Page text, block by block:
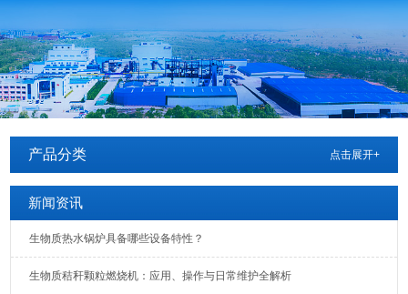
产品分类 点击展开+
新闻资讯
生物质热水锅炉具备哪些设备特性？
生物质秸秆颗粒燃烧机：应用、操作与日常维护全解析